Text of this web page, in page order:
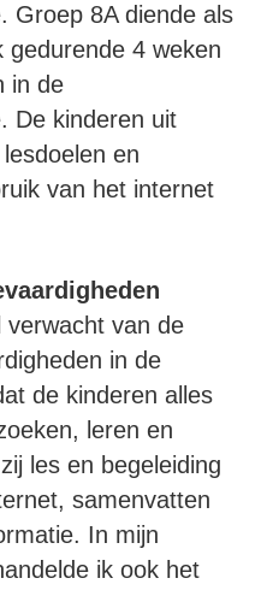
Groep 8A diende als
gedurende 4 weken
in de
De kinderen uit
en
van het internet
van de
in de
de kinderen alles
leren en
les en begeleiding
samenvatten
In mijn
ik ook het